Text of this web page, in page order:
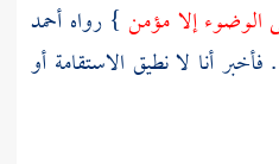
الوضوء إلا مؤمن } رواه أحمد
. فأخبر أنا لا نطيق الاستقامة أو